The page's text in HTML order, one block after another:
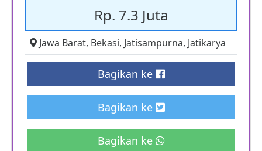
Rp. 7.3 Juta
Jawa Barat, Bekasi, Jatisampurna, Jatikarya
Bagikan ke
Bagikan ke
Bagikan ke